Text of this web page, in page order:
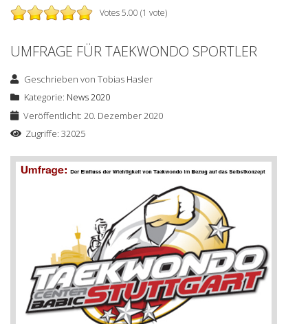
Votes 5.00 (1 vote)
UMFRAGE FÜR TAEKWONDO SPORTLER
Geschrieben vonTobias Hasler
Kategorie: News 2020
Veröffentlicht: 20. Dezember 2020
Zugriffe: 32025